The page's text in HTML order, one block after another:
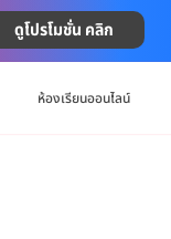
ดูโปรโมชั่น คลิก
ห้องเรียนออนไลน์